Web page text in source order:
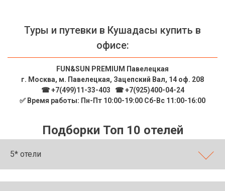
Туры и путевки в Кушадасы купить в
офисе:
FUN&SUN PREMIUM Павелецкая
г. Москва, м. Павелецкая, Зацепский Вал, 14 оф. 208
☎ +7(499)11-33-403
☎ +7(925)400-04-24
✅ Время работы: Пн-Пт 10:00-19:00 Сб-Вс 11:00-16:00
Подборки Топ 10 отелей
5* отели